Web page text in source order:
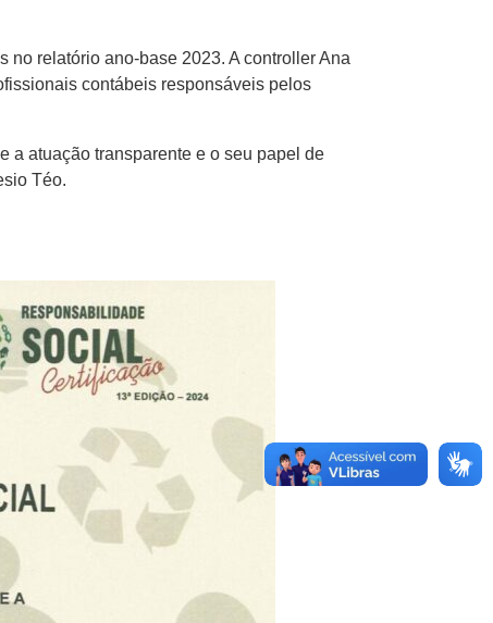
relatório ano-base 2023. A controller Ana
contábeis responsáveis pelos
a atuação transparente e o seu papel de
Téo.